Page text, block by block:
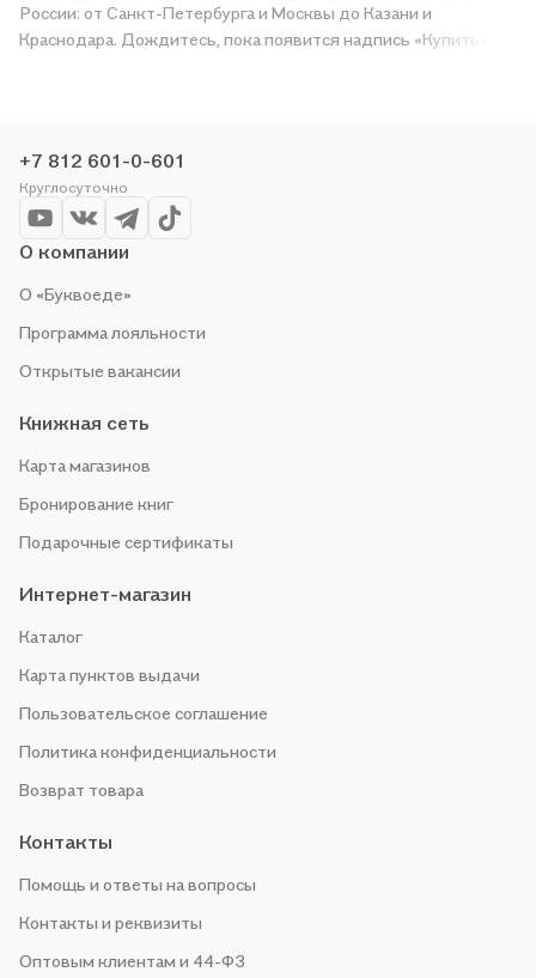
России: от Санкт-Петербурга и Москвы до Казани и
Краснодара. Дождитесь, пока появится надпись «Купить»,
цене. Например, организуем конкурсы и проводим акции.
Оставайтесь с нами, чтобы не упустить выгоду!
+7 812 601-0-601
Круглосуточно
О компании
О «Буквоеде»
Программа лояльности
Открытые вакансии
Книжная сеть
Карта магазинов
Бронирование книг
Подарочные сертификаты
Интернет-магазин
Каталог
Карта пунктов выдачи
Пользовательское соглашение
Политика конфиденциальности
Возврат товара
Контакты
Помощь и ответы на вопросы
Контакты и реквизиты
Оптовым клиентам и 44-ФЗ